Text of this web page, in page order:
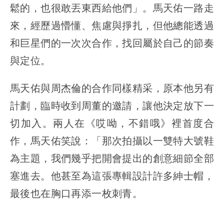
鬆的，也很敢丟東西給他們」。馬天佑一路走
來，經歷過懵懂、焦慮與掙扎，但他總能透過
和巨星們的一次次合作，找回屬於自己的節奏
與定位。
馬天佑與周杰倫的合作同樣精采，原本他另有
計劃，臨時收到周董的邀請，讓他決定放下一
切加入。兩人在《哎呦，不錯哦》裡首度合
作，馬天佑笑說：「那次拍攝以一雙特大號鞋
為主題，我們幾乎把開會提出的創意細節全部
塞進去。他甚至為這張專輯設計許多紳士帽，
最後也在胸口再添一枚刺青。